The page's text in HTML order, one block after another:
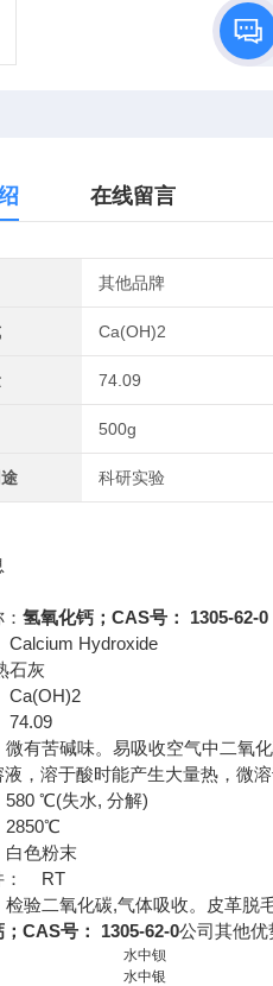
在线留言
其他品牌
Ca(OH)2
74.09
500g
科研实验
：氢氧化钙；CAS号： 1305-62-0
Calcium Hydroxide
石灰
Ca(OH)2
74.09
有苦碱味。易吸收空气中二氧
，溶于酸时能产生大量热，微
℃(失水, 分解)
色粉末
： RT
验二氧化碳,气体吸收。皮革脱
；CAS号： 1305-62-0公司其他优
水中钡
水中银